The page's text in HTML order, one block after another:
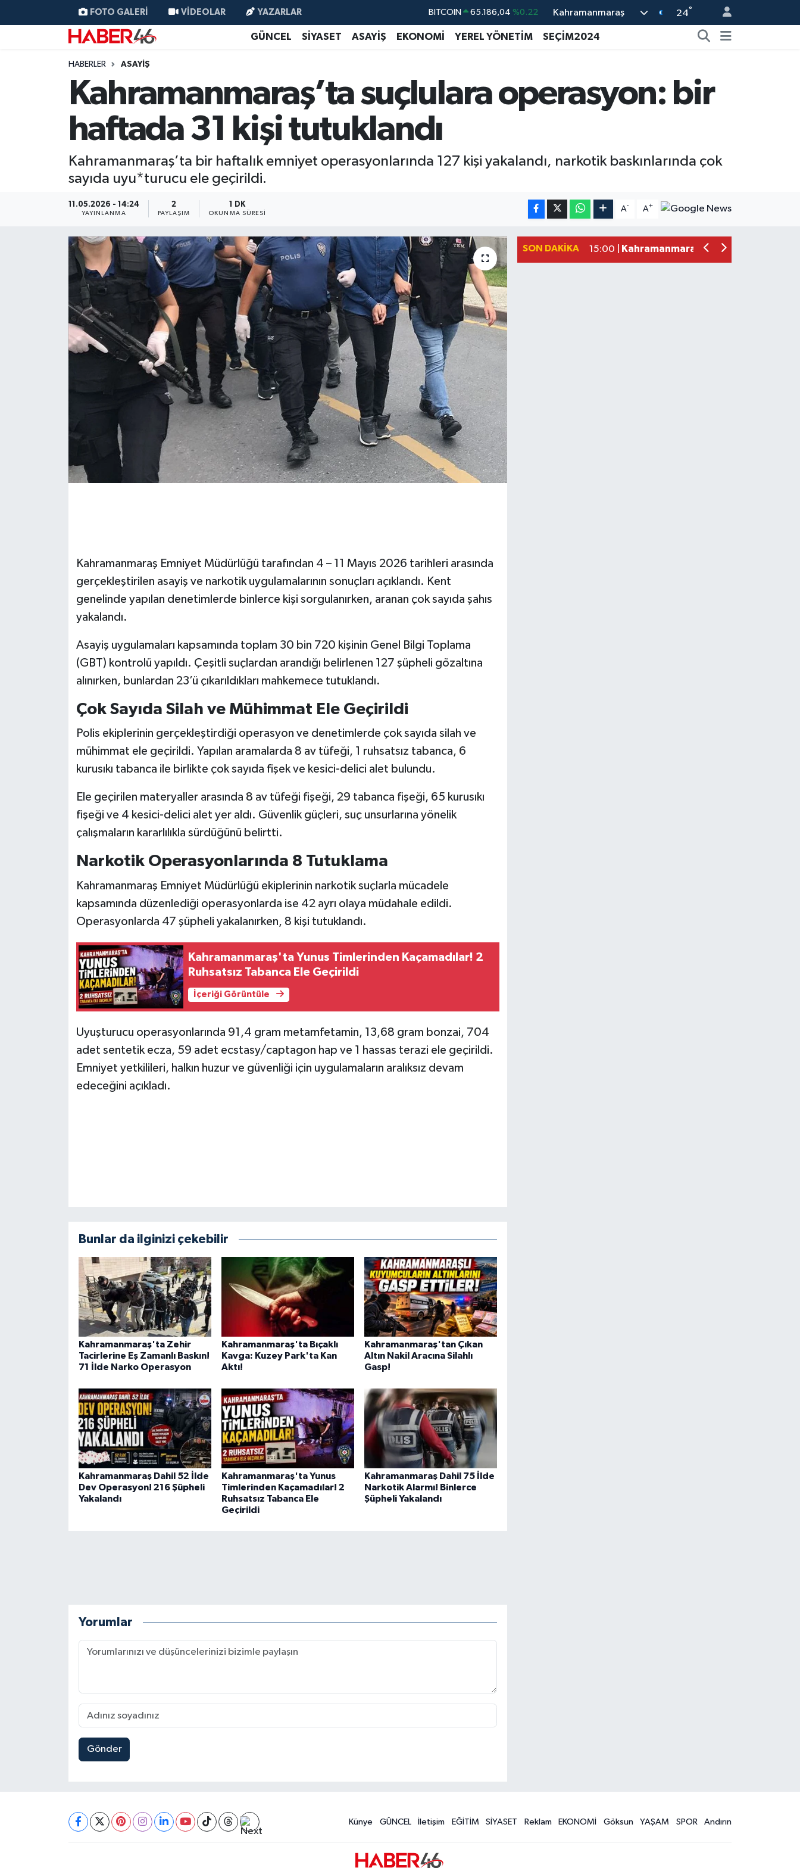
FOTO GALERI VIDEOLAR YAZARLAR BITCOIN 65.186,04 %0.22
DOLAR 47,7370 %-0.01
GRAM ALTIN 6660.55 %0
Kahramanmaraş 24°
GÜNCEL SİYASET ASAYİŞ EKONOMİ YEREL YÖNETİM SEÇİM2024
HABERLER ASAYİŞ
Kahramanmaraş’ta suçlulara operasyon: bir
haftada 31 kişi tutuklandı
Kahramanmaraş’ta bir haftalık emniyet operasyonlarında 127 kişi yakalandı, narkotik baskınlarında çok
sayıda uyu*turucu ele geçirildi.
11.05.2026 - 14:24
YAYINLANMA
2
PAYLAŞIM
1 DK
OKUNMA SÜRESI
A- A+
Kahramanmaraş Emniyet Müdürlüğü tarafından 4 – 11 Mayıs 2026 tarihleri arasında
gerçekleştirilen asayiş ve narkotik uygulamalarının sonuçları açıklandı. Kent
genelinde yapılan denetimlerde binlerce kişi sorgulanırken, aranan çok sayıda şahıs
yakalandı.
Asayiş uygulamaları kapsamında toplam 30 bin 720 kişinin Genel Bilgi Toplama
(GBT) kontrolü yapıldı. Çeşitli suçlardan arandığı belirlenen 127 şüpheli gözaltına
alınırken, bunlardan 23’ü çıkarıldıkları mahkemece tutuklandı.
Çok Sayıda Silah ve Mühimmat Ele Geçirildi
Polis ekiplerinin gerçekleştirdiği operasyon ve denetimlerde çok sayıda silah ve
mühimmat ele geçirildi. Yapılan aramalarda 8 av tüfeği, 1 ruhsatsız tabanca, 6
kurusıkı tabanca ile birlikte çok sayıda fişek ve kesici-delici alet bulundu.
Ele geçirilen materyaller arasında 8 av tüfeği fişeği, 29 tabanca fişeği, 65 kurusıkı
fişeği ve 4 kesici-delici alet yer aldı. Güvenlik güçleri, suç unsurlarına yönelik
çalışmaların kararlılıkla sürdüğünü belirtti.
Narkotik Operasyonlarında 8 Tutuklama
Kahramanmaraş Emniyet Müdürlüğü ekiplerinin narkotik suçlarla mücadele
kapsamında düzenlediği operasyonlarda ise 42 ayrı olaya müdahale edildi.
Operasyonlarda 47 şüpheli yakalanırken, 8 kişi tutuklandı.
Kahramanmaraş'ta Yunus Timlerinden Kaçamadılar! 2
Ruhsatsız Tabanca Ele Geçirildi
İçeriği Görüntüle
Uyuşturucu operasyonlarında 91,4 gram metamfetamin, 13,68 gram bonzai, 704
adet sentetik ecza, 59 adet ecstasy/captagon hap ve 1 hassas terazi ele geçirildi.
Emniyet yetkilileri, halkın huzur ve güvenliği için uygulamaların aralıksız devam
edeceğini açıkladı.
Bunlar da ilginizi çekebilir
Kahramanmaraş'ta Zehir
Tacirlerine Eş Zamanlı Baskın!
71 İlde Narko Operasyon
Kahramanmaraş'ta Bıçaklı
Kavga: Kuzey Park'ta Kan
Aktı!
Kahramanmaraş'tan Çıkan
Altın Nakil Aracına Silahlı
Gasp!
Kahramanmaraş Dahil 52 İlde
Dev Operasyon! 216 Şüpheli
Yakalandı
Kahramanmaraş'ta Yunus
Timlerinden Kaçamadılar! 2
Ruhsatsız Tabanca Ele
Geçirildi
Kahramanmaraş Dahil 75 İlde
Narkotik Alarmı! Binlerce
Şüpheli Yakalandı
Yorumlar
Gönder
SON DAKIKA
23:51 |
Kahramanmaraş Ağustos Fuarı'nda
23:48 |
Kahramanmaraş’ta Otomobil Yan
15:00 |
Kahramanmaraş'ta Funda Arar
11:18 |Kahramanmaraş Depreminin Etkisi
Künye GÜNCEL İletişim EĞİTİM SİYASET Reklam EKONOMİ Göksun YAŞAM SPOR Andırın
GÜNCEL
EKONOMİ
İLÇE HABERLERİ
KÜLTÜR-SANAT
MAGAZİN
KADIN-AİLE
SEÇİM 2011
BİLİMNET
SİVİL TOPLUM
SEÇİM 2014
ÇEK GÖNDER
HEDEF2020
OTOMOBİL
BÖLGEDEN
HABERDE İNSAN
Nöbetçi Eczaneler
Kahramanmaraş Namaz Vakitleri
Trafik Durumu
Süper Lig Puan Durumu ve Fikstür
Haber Arşivi